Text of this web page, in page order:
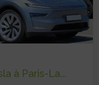
à Paris-La...